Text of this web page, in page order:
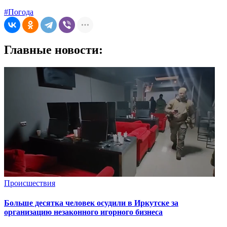
#Погода
Главные новости:
Происшествия
Больше десятка человек осудили в Иркутске за
организацию незаконного игорного бизнеса